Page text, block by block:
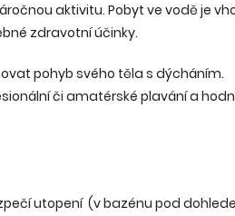
aktivitu. Pobyt ve vodě je
zdravotní účinky.
pohyb svého těla s dýcháním.
či amatérské plavání a
utopení (v bazénu pod